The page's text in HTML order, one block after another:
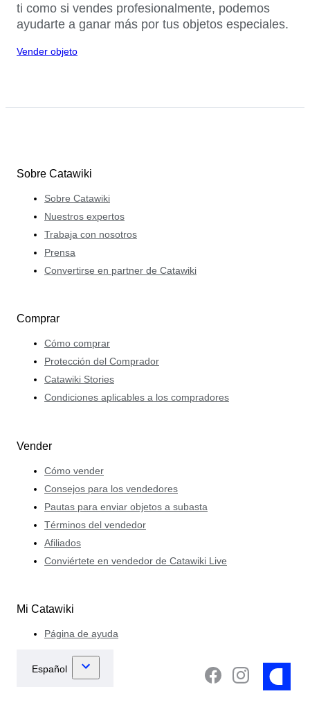
ti como si vendes profesionalmente, podemos
ayudarte a ganar más por tus objetos especiales.
Vender objeto
Sobre Catawiki
Sobre Catawiki
Nuestros expertos
Trabaja con nosotros
Prensa
Convertirse en partner de Catawiki
Comprar
Cómo comprar
Protección del Comprador
Catawiki Stories
Condiciones aplicables a los compradores
Vender
Cómo vender
Consejos para los vendedores
Pautas para enviar objetos a subasta
Términos del vendedor
Afiliados
Conviértete en vendedor de Catawiki Live
Mi Catawiki
Página de ayuda